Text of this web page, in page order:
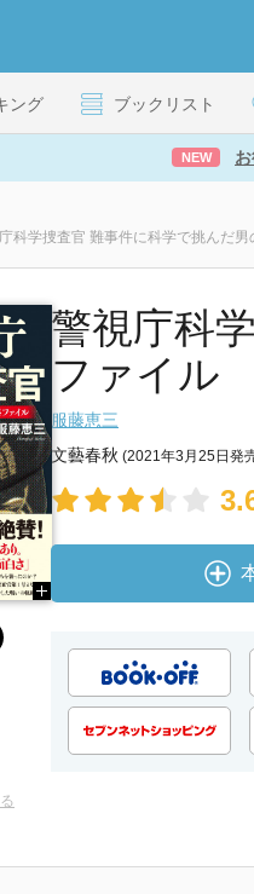
ング ブックリスト
NEW
科学捜査官 難事件に科学で挑んだ男
警視庁科
ファイル
服藤恵三
文藝春秋 (2021年3月25日発